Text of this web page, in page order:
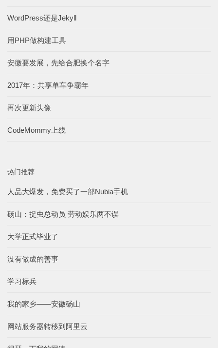
WordPress还是Jekyll
用PHP做构建工具
安徽要发展，先给合肥换个名字
2017年：共享单车争霸年
再次更新头像
CodeMommy上线
热门推荐
人品大爆发，免费买了一部Nubia手机
砀山：捉虫总动员 劳动娱乐两不误
大学正式毕业了
没有做成的善事
学习标兵
我的家乡——安徽砀山
网站服务器转移到阿里云